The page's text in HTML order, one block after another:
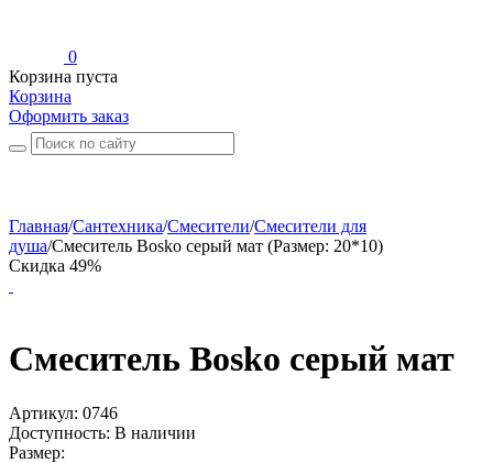
0
Корзина пуста
Корзина
Оформить заказ
Главная/Сантехника/Смесители/Смесители для
душа/Смеситель Bosko серый мат (Размер: 20*10)
Скидка 49%
Смеситель Bosko серый мат
Артикул: 0746
Доступность: В наличии
Размер: